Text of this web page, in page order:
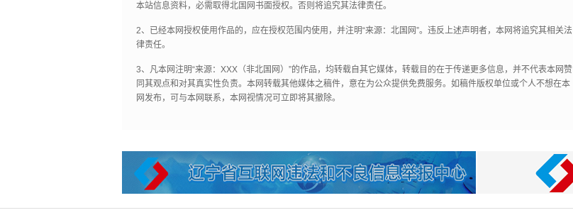
本站信息资料，必需取得北国网书面授权。否则将追究其法律责任。
2、已经本网授权使用作品的，应在授权范围内使用，并注明“来源：北国网”。违反上述声明者，本网将追究其相关法
律责任。
3、凡本网注明“来源：XXX（非北国网）”的作品，均转载自其它媒体，转载目的在于传递更多信息，并不代表本网赞
同其观点和对其真实性负责。本网转载其他媒体之稿件，意在为公众提供免费服务。如稿件版权单位或个人不想在本
网发布，可与本网联系，本网视情况可立即将其撤除。